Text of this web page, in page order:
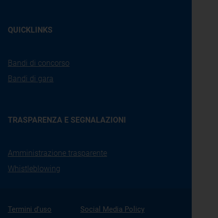
QUICKLINKS
Bandi di concorso
Bandi di gara
TRASPARENZA E SEGNALAZIONI
Amministrazione trasparente
Whistleblowing
Termini d'uso Social Media Policy